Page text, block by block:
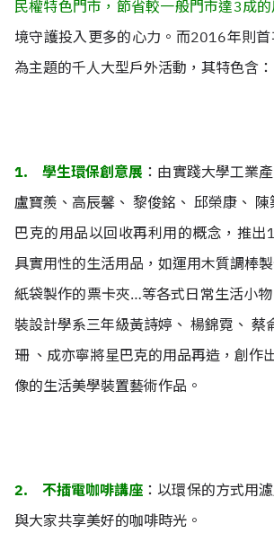
民權特色門市，節省較一般門市達3成
境守護投入更多的心力。而2016年則
為主題的千人大型戶外活動，其特色含：
1. 學生環保創意展 ： 由實踐大學工業
盧寶羨、高辰馨、 黎俊銘、 邱榮康、
巴克的用品以回收再利用的概念，推出
具實用性的生活用品，如運用木質調棒
紙袋製作的票卡夾…等各式日常生活小
裝設計學系三年級黃詩婷、 楊錦霓、 蔡
珊 、成亦寧將星巴克的用品再造，創作
像的生活美學裝置藝術作品。
2. 不插電咖啡講座 ：以環保的方式用
與大家共享美好的咖啡時光。